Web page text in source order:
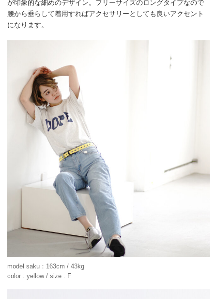
が印象的な細めのデザイン。フリーサイズのロングタイプなので
腰から垂らして着用すればアクセサリーとしても良いアクセント
になります。
model saku：163cm / 43kg
color : yellow / size : F